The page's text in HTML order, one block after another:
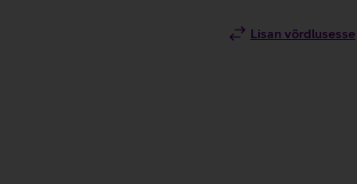
Lisan võrdlusesse